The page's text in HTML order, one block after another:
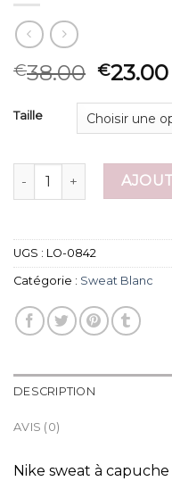
€38.00 €23.00
Taille
quantité de sweat blanc
UGS : LO-0842
Catégorie : Sweat Blanc
DESCRIPTION
AVIS (0)
Nike sweat à